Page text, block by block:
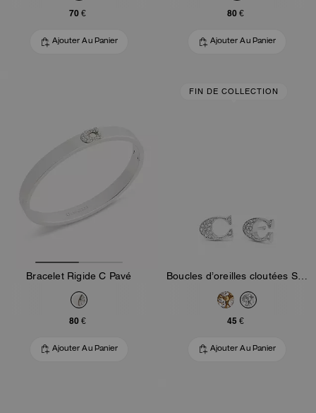
70 €
Ajouter Au Panier
80 €
Ajouter Au Panier
Bracelet Rigide C Pavé
80 €
Ajouter Au Panier
FIN DE COLLECTION
Boucles d’oreilles cloutées Signature
45 €
Ajouter Au Panier